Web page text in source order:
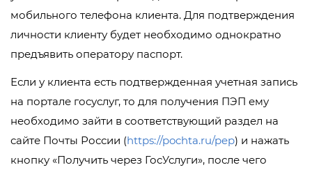
мобильного телефона клиента. Для подтверждения
личности клиенту будет необходимо однократно
предъявить оператору паспорт.
Если у клиента есть подтвержденная учетная запись
на портале госуслуг, то для получения ПЭП ему
необходимо зайти в соответствующий раздел на
сайте Почты России (https://pochta.ru/pep) и нажать
кнопку «Получить через ГосУслуги», после чего